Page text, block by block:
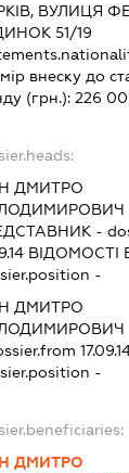
ВУЛИЦЯ
51/19
внеску до
(грн.):226
ДМИТРО
-
ВІДОМОСТІ
-
ДМИТРО
-
ДМИТРО